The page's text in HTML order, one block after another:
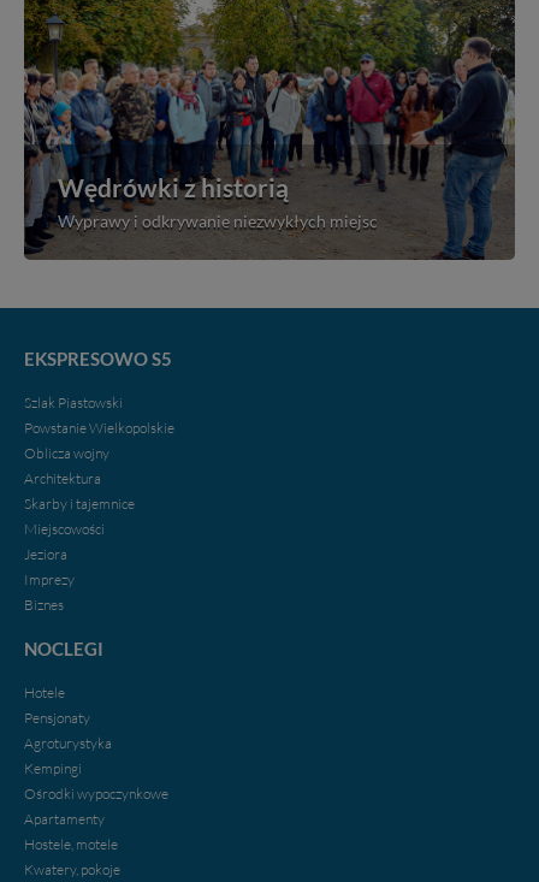
Wędrówki z historią
Wyprawy i odkrywanie niezwykłych miejsc
EKSPRESOWO S5
Szlak Piastowski
Powstanie Wielkopolskie
Oblicza wojny
Architektura
Skarby i tajemnice
Miejscowości
Jeziora
Imprezy
Biznes
NOCLEGI
Hotele
Pensjonaty
Agroturystyka
Kempingi
Ośrodki wypoczynkowe
Apartamenty
Hostele, motele
Kwatery, pokoje